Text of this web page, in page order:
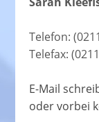
Telefon:
Telefax:
E-Mail
oder vorbei